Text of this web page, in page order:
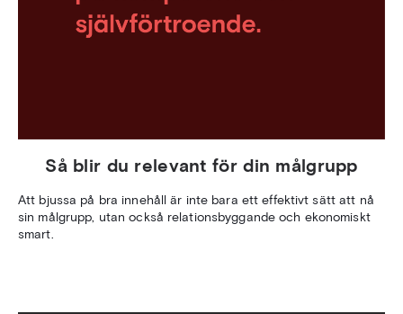
Så blir du relevant för din målgrupp
Att bjussa på bra innehåll är inte bara ett effektivt sätt att nå
sin målgrupp, utan också relationsbyggande och ekonomiskt
smart.